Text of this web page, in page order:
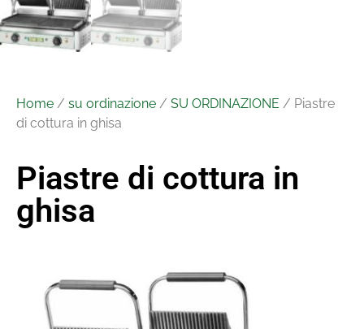
Home / su ordinazione / SU ORDINAZIONE / Piastre
di cottura in ghisa
Piastre di cottura in
ghisa